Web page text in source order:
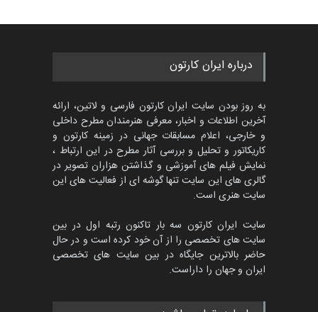
مسابقۀ بین‌المللی کارتون و
کاریکاتور «البغلی…
پنجمین مسابقۀ بین‌المللی
کارتون CARTUNION ، …
مهلت 3 ماه دیگر
جشنواره بین‌المللی کارتون
مدارس پرتغال، ۲۰۲۷
مهلت
گالری حدود 9 ساعت قبل
درباره ایران کارتون
به روز بودن سایت ایران کارتون فارسی و لاتین، ارائه
آخرین اطلاعات و اخبار، معرفی هنرمندان مطرح داخلی
و خارجی، اعلام مسابقات جهانی در زمینه کارتون و
کاریکاتور و تحلیل و بررسی آثار مطرح در این ارتباط ،
نمایش فیلم های آموزشی و گذاشتن هزاران تصویر در
گالری های این سایت تنها گوشه ای از فعالیت های این
سایت هنری است.
سایت ایران کارتون سه بار تاکنون رتبه اول در بین
سایت های تخصصی را از آن خود کرده است و در حال
حاضر بالاترین جایگاه در بین سایت های تخصصی
ایران و جهان را داراست.